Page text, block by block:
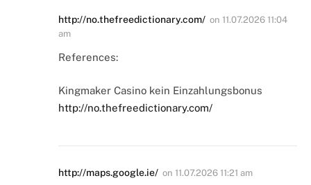
http://no.thefreedictionary.com/ on 11.07.2026 11:04
am
References:
Kingmaker Casino kein Einzahlungsbonus
http://no.thefreedictionary.com/
http://maps.google.ie/ on 11.07.2026 11:21 am